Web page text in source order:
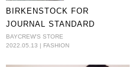
BIRKENSTOCK FOR
JOURNAL STANDARD
BAYCREW'S STORE
2022.05.13 | FASHION